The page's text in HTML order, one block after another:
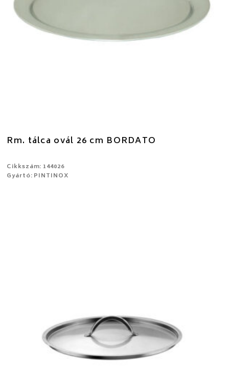
Rm. tálca ovál 26 cm BORDATO
Cikkszám: 144026
Gyártó: PINTINOX